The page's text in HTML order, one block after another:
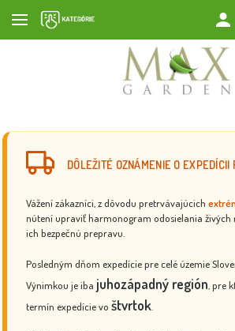
DÔLEŽITÉ OZNÁMENIE O EXPEDÍCII
Vážení zákazníci, z dôvodu pretrvávajúcich
nútení upraviť harmonogram odosielania živých
ich bezpečnú prepravu.
Posledným dňom expedície pre celé územie
Výnimkou je iba juhozápadný región , pre
termín expedície vo štvrtok